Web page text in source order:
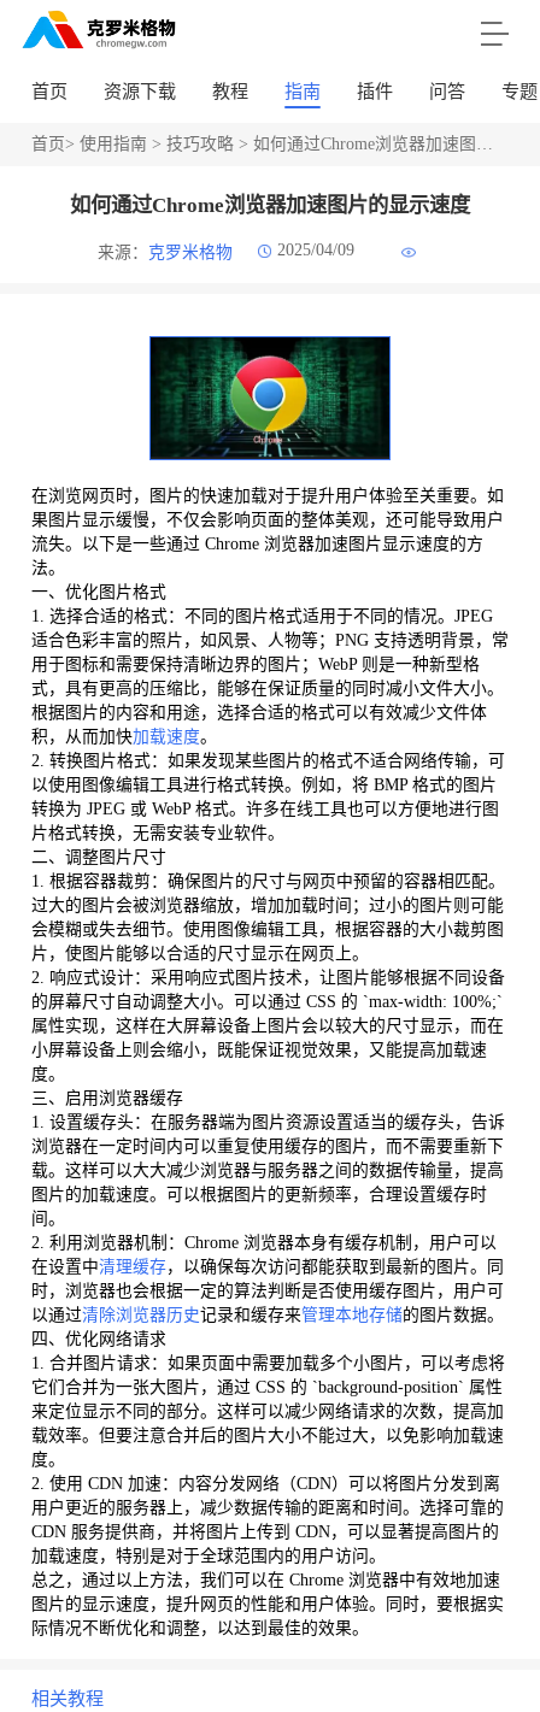
首页 资源下载 教程 指南 插件 问答 专题
首页> 使用指南 > 技巧攻略> 如何通过Chrome浏览器加速图片的显示速度
如何通过Chrome浏览器加速图片的显示速度
来源： 克罗米格物 2025/04/09
在浏览网页时，图片的快速加载对于提升用户体验至关重要。如
果图片显示缓慢，不仅会影响页面的整体美观，还可能导致用户
流失。以下是一些通过 Chrome 浏览器加速图片显示速度的方
法。
一、优化图片格式
1. 选择合适的格式：不同的图片格式适用于不同的情况。JPEG
适合色彩丰富的照片，如风景、人物等；PNG 支持透明背景，常
用于图标和需要保持清晰边界的图片；WebP 则是一种新型格
式，具有更高的压缩比，能够在保证质量的同时减小文件大小。
根据图片的内容和用途，选择合适的格式可以有效减少文件体
积，从而加快加载速度。
2. 转换图片格式：如果发现某些图片的格式不适合网络传输，可
以使用图像编辑工具进行格式转换。例如，将 BMP 格式的图片
转换为 JPEG 或 WebP 格式。许多在线工具也可以方便地进行图
片格式转换，无需安装专业软件。
二、调整图片尺寸
1. 根据容器裁剪：确保图片的尺寸与网页中预留的容器相匹配。
过大的图片会被浏览器缩放，增加加载时间；过小的图片则可能
会模糊或失去细节。使用图像编辑工具，根据容器的大小裁剪图
片，使图片能够以合适的尺寸显示在网页上。
2. 响应式设计：采用响应式图片技术，让图片能够根据不同设备
的屏幕尺寸自动调整大小。可以通过 CSS 的 `max-width: 100%;`
属性实现，这样在大屏幕设备上图片会以较大的尺寸显示，而在
小屏幕设备上则会缩小，既能保证视觉效果，又能提高加载速
度。
三、启用浏览器缓存
1. 设置缓存头：在服务器端为图片资源设置适当的缓存头，告诉
浏览器在一定时间内可以重复使用缓存的图片，而不需要重新下
载。这样可以大大减少浏览器与服务器之间的数据传输量，提高
图片的加载速度。可以根据图片的更新频率，合理设置缓存时
间。
2. 利用浏览器机制：Chrome 浏览器本身有缓存机制，用户可以
在设置中清理缓存，以确保每次访问都能获取到最新的图片。同
时，浏览器也会根据一定的算法判断是否使用缓存图片，用户可
以通过清除浏览器历史记录和缓存来管理本地存储的图片数据。
四、优化网络请求
1. 合并图片请求：如果页面中需要加载多个小图片，可以考虑将
它们合并为一张大图片，通过 CSS 的 `background-position` 属性
来定位显示不同的部分。这样可以减少网络请求的次数，提高加
载效率。但要注意合并后的图片大小不能过大，以免影响加载速
度。
2. 使用 CDN 加速：内容分发网络（CDN）可以将图片分发到离
用户更近的服务器上，减少数据传输的距离和时间。选择可靠的
CDN 服务提供商，并将图片上传到 CDN，可以显著提高图片的
加载速度，特别是对于全球范围内的用户访问。
总之，通过以上方法，我们可以在 Chrome 浏览器中有效地加速
图片的显示速度，提升网页的性能和用户体验。同时，要根据实
际情况不断优化和调整，以达到最佳的效果。
相关教程